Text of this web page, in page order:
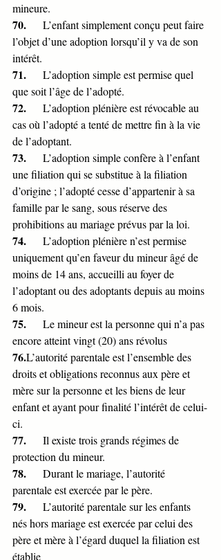
mineure.
70. L’enfant simplement conçu peut faire
l’objet d’une adoption lorsqu’il y va de son
intérêt.
71. L’adoption simple est permise quel
que soit l’âge de l’adopté.
72. L’adoption plénière est révocable au
cas où l’adopté a tenté de mettre fin à la vie
de l’adoptant.
73. L’adoption simple confère à l’enfant
une filiation qui se substitue à la filiation
d’origine ; l’adopté cesse d’appartenir à sa
famille par le sang, sous réserve des
prohibitions au mariage prévus par la loi.
74. L’adoption plénière n’est permise
uniquement qu’en faveur du mineur âgé de
moins de 14 ans, accueilli au foyer de
l’adoptant ou des adoptants depuis au moins
6 mois.
75. Le mineur est la personne qui n’a pas
encore atteint vingt (20) ans révolus
76.L’autorité parentale est l’ensemble des
droits et obligations reconnus aux père et
mère sur la personne et les biens de leur
enfant et ayant pour finalité l’intérêt de celui-
ci.
77. Il existe trois grands régimes de
protection du mineur.
78. Durant le mariage, l’autorité
parentale est exercée par le père.
79. L’autorité parentale sur les enfants
nés hors mariage est exercée par celui des
père et mère à l’égard duquel la filiation est
établie